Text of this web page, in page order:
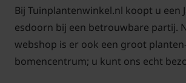
Als u bij Tuinplantenwinkel.nl deze
grote struik koopt, dan wordt deze
geleverd. Dit betekent dat de boom,
Bij Tuinplantenwinkel.nl koopt u een
esdoorn bij een betrouwbare partij.
webshop is er ook een groot
bomencentrum; u kunt ons echt